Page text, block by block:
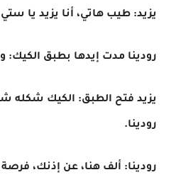
يزيد: طيب هاتي، أنا يزيد يا
رودينا مدت إيدها بطبق الكيك:
يزيد فتح الطبق: الكيك شكله
رودينا.
رودينا: ألف هنا، عن إذنك،